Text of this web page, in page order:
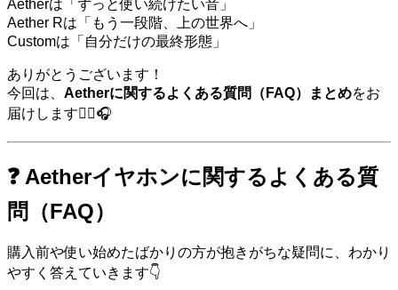
Aetherは「ずっと使い続けたい音」
Aether Rは「もう一段階、上の世界へ」
Customは「自分だけの最終形態」
ありがとうございます！
今回は、 Aetherに関するよくある質問（FAQ）まとめをお
届けします🙋‍♂️🎧
❓ Aetherイヤホンに関するよくある質
問（FAQ）
購入前や使い始めたばかりの方が抱きがちな疑問に、わかり
やすく答えていきます👇